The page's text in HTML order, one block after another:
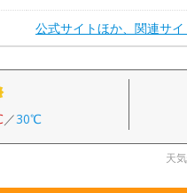
公式サイトほか、関連サ
／30℃
天